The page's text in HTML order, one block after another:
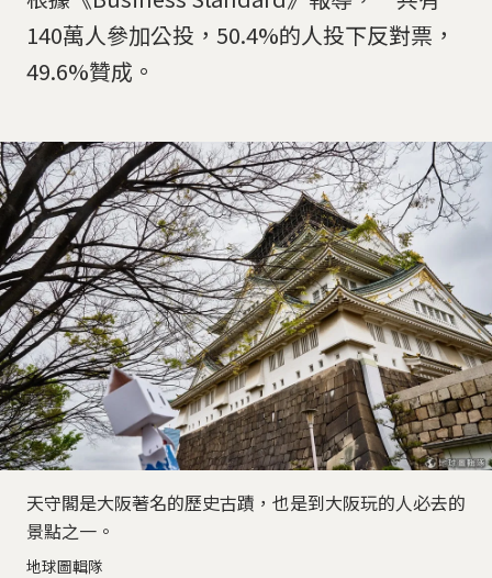
140萬人參加公投，50.4%的人投下反對票，
49.6%贊成。
天守閣是大阪著名的歷史古蹟，也是到大阪玩的人必去的
景點之一。
地球圖輯隊